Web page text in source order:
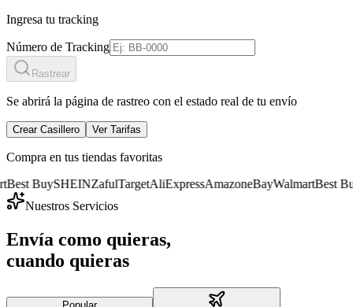
Ingresa tu tracking
Número de Tracking
Rastrear
Se abrirá la página de rastreo con el estado real de tu envío
Crear Casillero Ver Tarifas
Compra en tus tiendas favoritas
SHEINZafulTargetAliExpressAmazoneBayWalmartBest Buy
Nuestros Servicios
Envía como quieras,
cuando quieras